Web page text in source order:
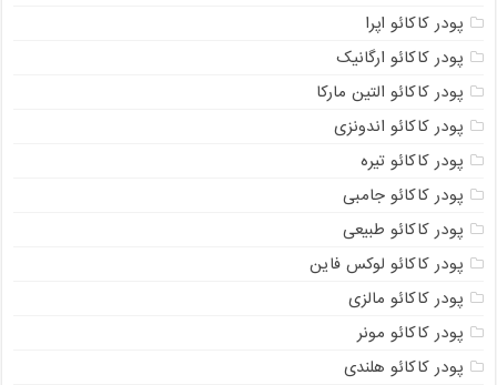
پودر کاکائو اپرا
پودر کاکائو ارگانیک
پودر کاکائو التین مارکا
پودر کاکائو اندونزی
پودر کاکائو تیره
پودر کاکائو جامبی
پودر کاکائو طبیعی
پودر کاکائو لوکس فاین
پودر کاکائو مالزی
پودر کاکائو مونر
پودر کاکائو هلندی